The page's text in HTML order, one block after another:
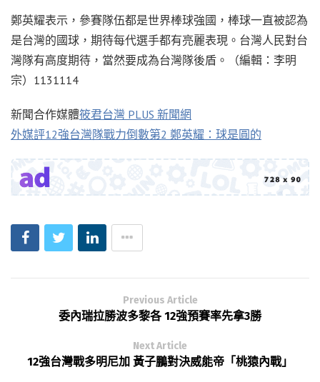
鄭英耀表示，參賽隊伍都是世界棒球強國，棒球一直被認為
是台灣的國球，期待每代選手都有亮麗表現。台灣人民對台
灣隊有高度期待，當然要成為台灣隊後盾。（編輯：李明
宗）1131114
新聞合作媒體筱君台灣 PLUS 新聞網
外媒評12強台灣隊戰力倒數第2 鄭英耀：球是圓的
Previous Article
委內瑞拉勝波多黎各 12強預賽率先拿3勝
Next Article
12強台灣戰多明尼加 黃子鵬對決威能帝「桃猿內戰」